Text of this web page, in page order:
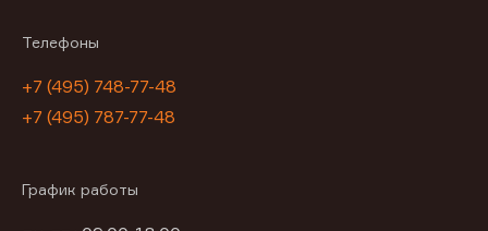
Телефоны
+7 (495) 748-77-48
+7 (495) 787-77-48
График работы